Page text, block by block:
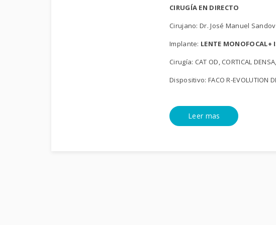
CIRUGÍA EN DIRECTO
Cirujano: Dr. José Manuel
Implante: LENTE MONOFOCAL+
Cirugía: CAT OD, CORTICAL
Dispositivo: FACO R-EVOLUTION
Leer mas